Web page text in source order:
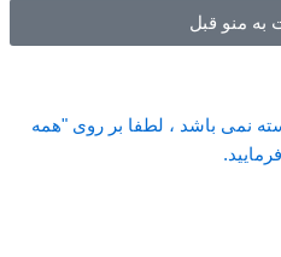
به منو قبل
نمی باشد ، لطفا بر روی "همه